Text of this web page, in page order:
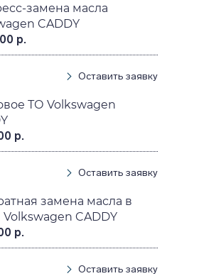
замена масла
CADDY
р.
Оставить заявку
ТО Volkswagen
р.
Оставить заявку
замена масла в
CADDY
р.
Оставить заявку